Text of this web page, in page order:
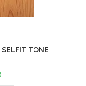
TONE